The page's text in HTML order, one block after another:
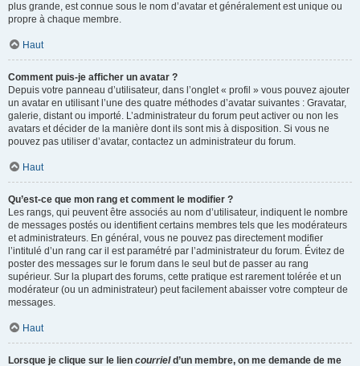
plus grande, est connue sous le nom d’avatar et généralement est unique ou
propre à chaque membre.
Haut
Comment puis-je afficher un avatar ?
Depuis votre panneau d’utilisateur, dans l’onglet « profil » vous pouvez ajouter
un avatar en utilisant l’une des quatre méthodes d’avatar suivantes : Gravatar,
galerie, distant ou importé. L’administrateur du forum peut activer ou non les
avatars et décider de la manière dont ils sont mis à disposition. Si vous ne
pouvez pas utiliser d’avatar, contactez un administrateur du forum.
Haut
Qu’est-ce que mon rang et comment le modifier ?
Les rangs, qui peuvent être associés au nom d’utilisateur, indiquent le nombre
de messages postés ou identifient certains membres tels que les modérateurs
et administrateurs. En général, vous ne pouvez pas directement modifier
l’intitulé d’un rang car il est paramétré par l’administrateur du forum. Évitez de
poster des messages sur le forum dans le seul but de passer au rang
supérieur. Sur la plupart des forums, cette pratique est rarement tolérée et un
modérateur (ou un administrateur) peut facilement abaisser votre compteur de
messages.
Haut
Lorsque je clique sur le lien courrield’un membre, on me demande de me